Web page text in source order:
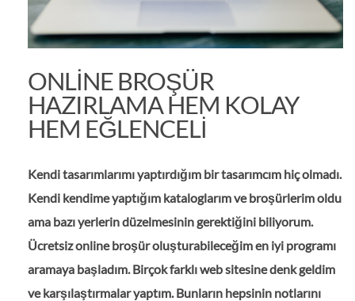
ONLINE BROŞÜR
HAZIRLAMA HEM KOLAY
HEM EĞLENCELI
Kendi tasarımlarımı yaptırdığım bir tasarımcım hiç olmadı.
Kendi kendime yaptığım kataloglarım ve broşürlerim oldu
ama bazı yerlerin düzelmesinin gerektiğini biliyorum.
Ücretsiz online broşür oluşturabileceğim en iyi programı
aramaya başladım. Birçok farklı web sitesine denk geldim
ve karşılaştırmalar yaptım. Bunların hepsinin notlarını